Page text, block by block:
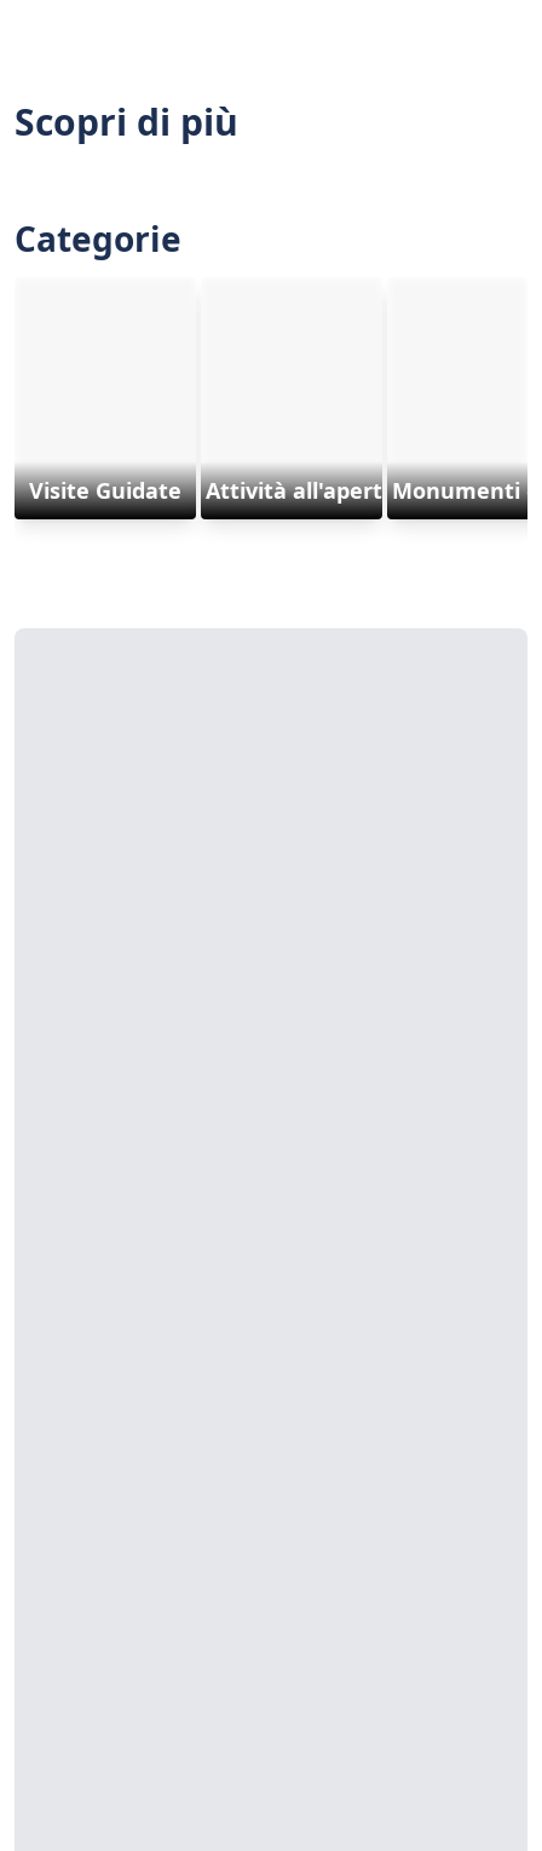
Scopri di più
Categorie
Visite Guidate Attività all'aperto e Sports
Monumenti